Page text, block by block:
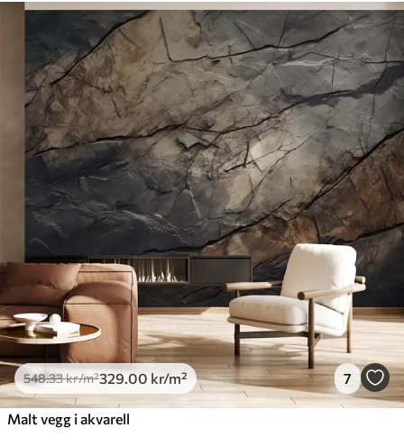
548.33kr/m²329 .00 kr/m² 7
Malt vegg i akvarell